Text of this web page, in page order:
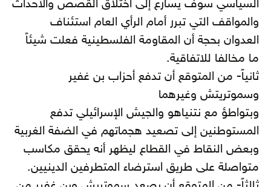
السياسي سوف يسارع إلى اختلاق القصص والأحداث
والمواقف التي تبرر أمام الرأي العام استئناف
العدوان بحجة أن المقاومة الفلسطينية فعلت شيئاً
ما مخالفا للاتفاقية.
ثانياً- من المتوقع أن تدفع أحزاب بن غفير
وسموتريتش وغيرهما
وبتواطؤ مع نتنياهو والجيش الإسرائيلي تدفع
المستوطنين إلى تصعيد هجماتهم في الضفة الغربية
وبعض النقاط في القطاع ليظهر أنه يحقق مكاسب
متواصلة على طريق استرضاء المتطرفين الدينيين.